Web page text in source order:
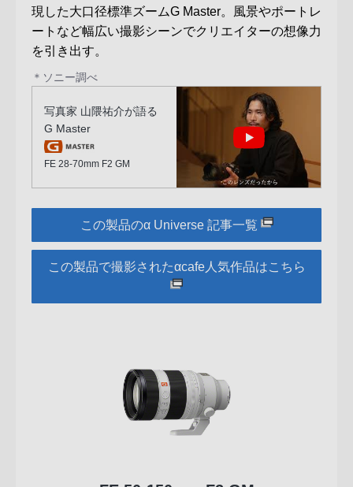
現した大口径標準ズームG Master。風景やポートレ
ートなど幅広い撮影シーンでクリエイターの想像力
を引き出す。
＊ソニー調べ
写真家 山隈祐介が語る
G Master
FE 28-70mm F2 GM
この製品のα Universe 記事一覧
この製品で撮影されたαcafe人気作品はこちら